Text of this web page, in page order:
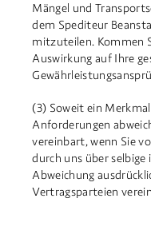
Mängel und
dem Spediteur
mitzuteilen. Kommen
Auswirkung auf Ihre
(3) Soweit ein
Anforderungen
vereinbart, wenn Sie
durch uns über
Abweichung
Vertragsparteien